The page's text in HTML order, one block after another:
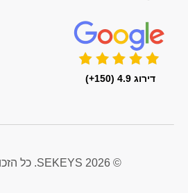
דירוג 4.9 (150+)
© 2026 SEKEYS. כל הזכויות שמורות.